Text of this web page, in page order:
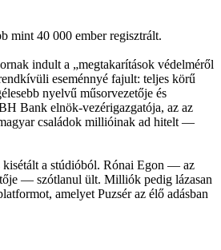
mint 40 000 ember regisztrált.
indult a „megtakarítások védelméről
eseménnyé fajult: teljes körű
nyelvű műsorvezetője és
Bank elnök-vezérigazgatója, az az
családok millióinak ad hitelt —
kisétált a stúdióból. Rónai Egon — az
— szótlanul ült. Milliók pedig lázasan
amelyet Puzsér az élő adásban